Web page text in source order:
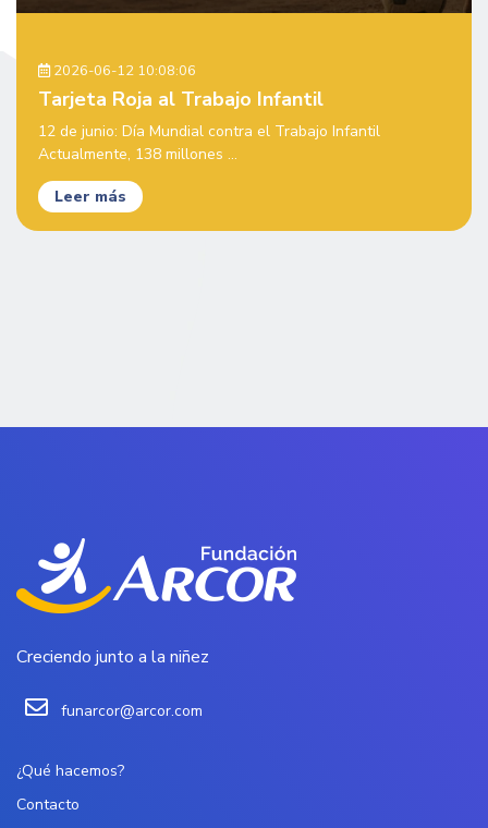
2026-06-12 10:08:06
Tarjeta Roja al Trabajo Infantil
12 de junio: Día Mundial contra el Trabajo Infantil
Actualmente, 138 millones ...
Leer más
Creciendo junto a la niñez
funarcor@arcor.com
¿Qué hacemos?
Contacto